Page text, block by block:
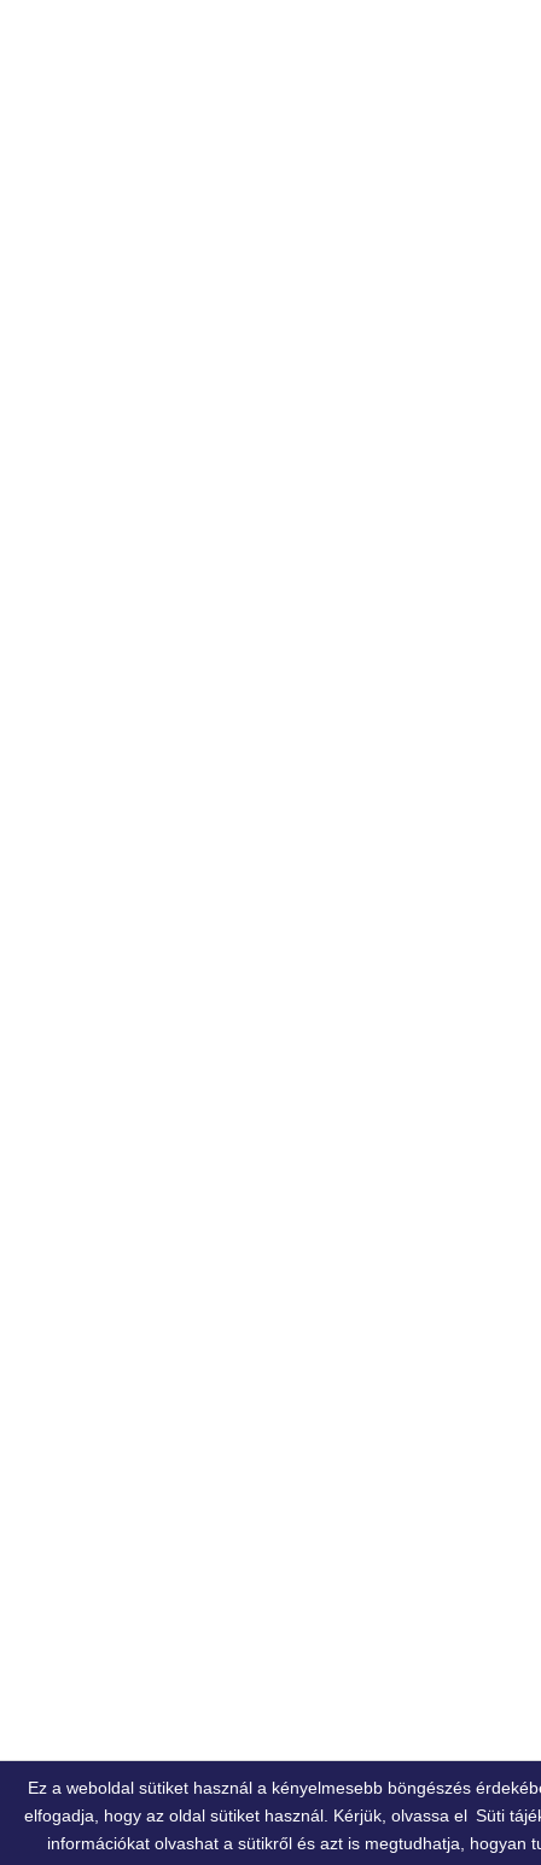
Ez a weboldal sütiket használ a kényelmesebb böngészés
elfogadja, hogy az oldal sütiket használ. Kérjük, olvassa el Süti
információkat olvashat a sütikről és azt is megtudhatja, hogyan